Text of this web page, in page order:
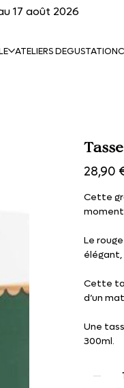
17 août 2026
ATELIERS DEGUSTATION
Prix
28,90
Cette
Le
Cette
d’un
Une
300ml.